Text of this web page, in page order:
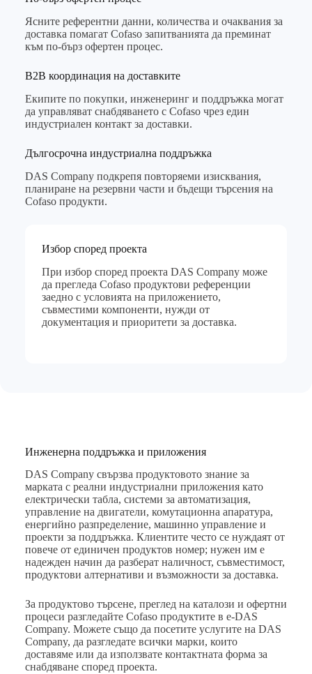
Ясните референтни данни, количества и очаквания за
доставка помагат Cofaso запитванията да преминат
към по-бърз офертен процес.
B2B координация на доставките
Екипите по покупки, инженеринг и поддръжка могат
да управляват снабдяването с Cofaso чрез един
индустриален контакт за доставки.
Дългосрочна индустриална поддръжка
DAS Company подкрепя повторяеми изисквания,
планиране на резервни части и бъдещи търсения на
Cofaso продукти.
Избор според проекта
При избор според проекта DAS Company може
да прегледа Cofaso продуктови референции
заедно с условията на приложението,
съвместими компоненти, нужди от
документация и приоритети за доставка.
Инженерна поддръжка и приложения
DAS Company свързва продуктовото знание за
марката с реални индустриални приложения като
електрически табла, системи за автоматизация,
управление на двигатели, комутационна апаратура,
енергийно разпределение, машинно управление и
проекти за поддръжка. Клиентите често се нуждаят от
повече от единичен продуктов номер; нужен им е
надежден начин да разберат наличност, съвместимост,
продуктови алтернативи и възможности за доставка.
За продуктово търсене, преглед на каталози и офертни
процеси разгледайте Cofaso продуктите в e-DAS
Company. Можете също да посетите услугите на DAS
Company, да разгледате всички марки, които
доставяме или да използвате контактната форма за
снабдяване според проекта.